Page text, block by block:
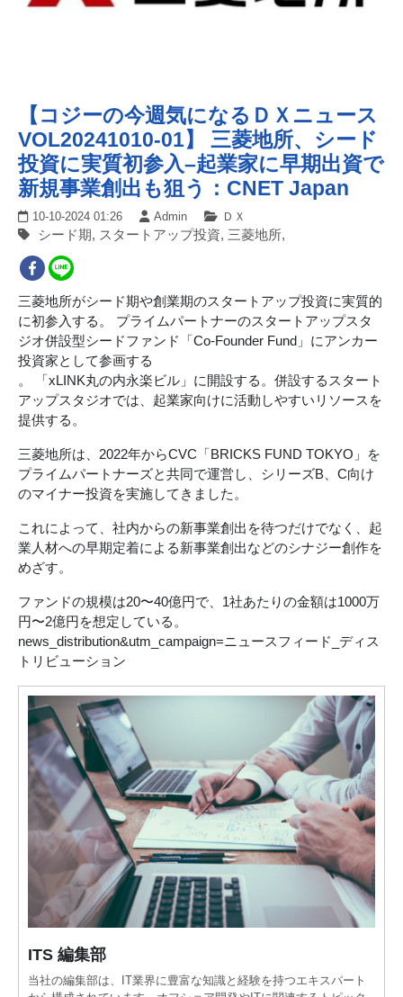
【コジーの今週気になるＤＸニュース
VOL20241010-01】 三菱地所、シード
投資に実質初参入–起業家に早期出資で
新規事業創出も狙う：CNET Japan
10-10-2024 01:26 Admin ＤＸ
シード期, スタートアップ投資, 三菱地所,
三菱地所がシード期や創業期のスタートアップ投資に実質的
に初参入する。 プライムパートナーのスタートアップスタ
ジオ併設型シードファンド「Co-Founder Fund」にアンカー
投資家として参画する
。 「xLINK丸の内永楽ビル」に開設する。併設するスタート
アップスタジオでは、起業家向けに活動しやすいリソースを
提供する。
三菱地所は、2022年からCVC「BRICKS FUND TOKYO」を
プライムパートナーズと共同で運営し、シリーズB、C向け
のマイナー投資を実施してきました。
これによって、社内からの新事業創出を待つだけでなく、起
業人材への早期定着による新事業創出などのシナジー創作を
めざす。
ファンドの規模は20〜40億円で、1社あたりの金額は1000万
円〜2億円を想定している。
news_distribution&utm_campaign=ニュースフィード_ディス
トリビューション
ITS 編集部
当社の編集部は、IT業界に豊富な知識と経験を持つエキスパート